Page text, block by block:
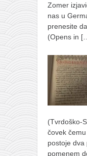
Zomer
nas u
prenesite
(Opens in
(Tvrdoško-
čovek
postoje
pomenem